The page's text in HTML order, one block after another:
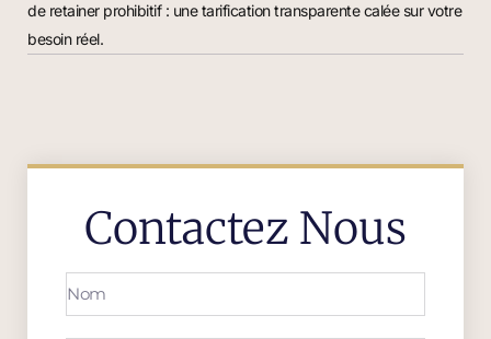
de retainer prohibitif : une tarification transparente calée sur votre
besoin réel.
Contactez Nous